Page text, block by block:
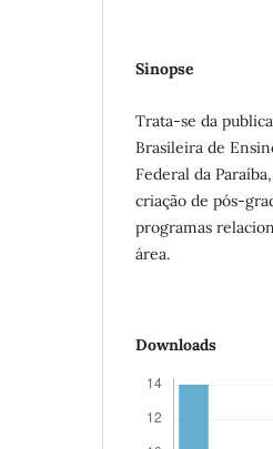
Sinopse
Trata-se da
Brasileira de
Federal da
criação de pós-
programas
área.
Downloads